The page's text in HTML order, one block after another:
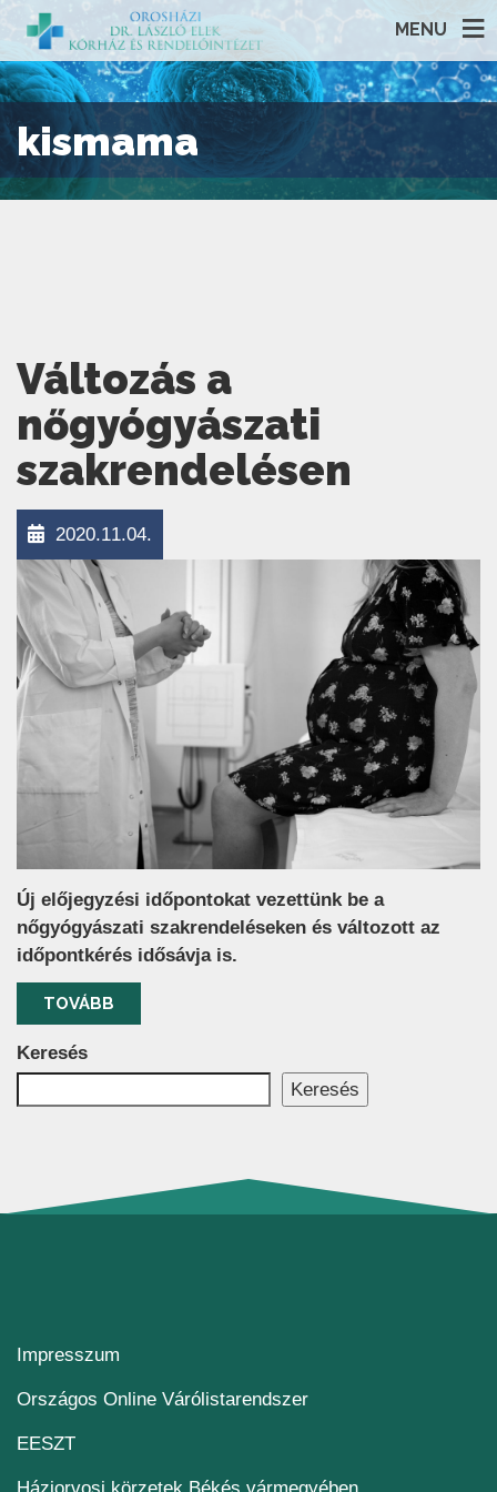
MENU
kismama
Változás a
nőgyógyászati
szakrendelésen
2020.11.04.
Új előjegyzési időpontokat vezettünk be a
nőgyógyászati szakrendeléseken és változott az
időpontkérés idősávja is.
TOVÁBB
Keresés
Keresés
Impresszum
Országos Online Várólistarendszer(új ablakban nyílik
EESZT(új ablakban nyílik meg)